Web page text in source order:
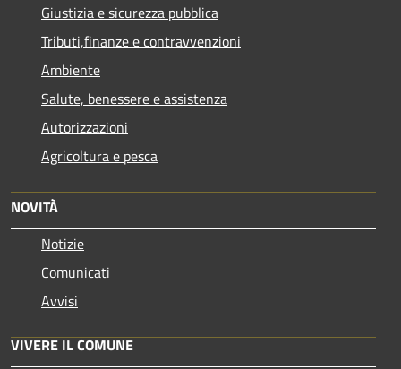
Giustizia e sicurezza pubblica
Tributi,finanze e contravvenzioni
Ambiente
Salute, benessere e assistenza
Autorizzazioni
Agricoltura e pesca
NOVITÀ
Notizie
Comunicati
Avvisi
VIVERE IL COMUNE